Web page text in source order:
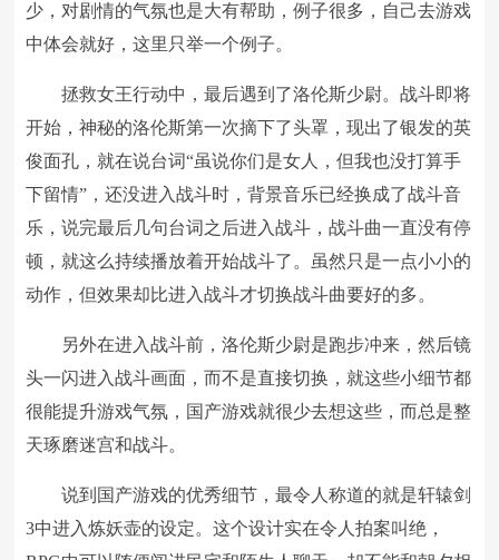
少，对剧情的气氛也是大有帮助，例子很多，自己去游戏
中体会就好，这里只举一个例子。
拯救女王行动中，最后遇到了洛伦斯少尉。战斗即将
开始，神秘的洛伦斯第一次摘下了头罩，现出了银发的英
俊面孔，就在说台词“虽说你们是女人，但我也没打算手
下留情”，还没进入战斗时，背景音乐已经换成了战斗音
乐，说完最后几句台词之后进入战斗，战斗曲一直没有停
顿，就这么持续播放着开始战斗了。虽然只是一点小小的
动作，但效果却比进入战斗才切换战斗曲要好的多。
另外在进入战斗前，洛伦斯少尉是跑步冲来，然后镜
头一闪进入战斗画面，而不是直接切换，就这些小细节都
很能提升游戏气氛，国产游戏就很少去想这些，而总是整
天琢磨迷宫和战斗。
说到国产游戏的优秀细节，最令人称道的就是轩辕剑
3中进入炼妖壶的设定。这个设计实在令人拍案叫绝，